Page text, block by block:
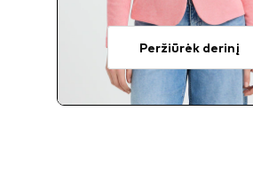
Peržiūrėk derinį